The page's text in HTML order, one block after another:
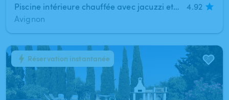
Piscine intérieure chauffée avec jacuzzi et patio à 400m des remparts
4.92
Avignon
1/2 Réservation instantanée